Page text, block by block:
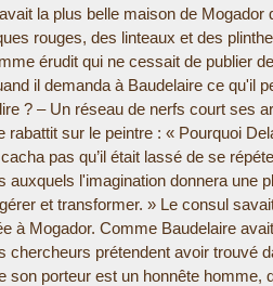
la plus belle maison de
rouges, des linteaux et des
érudit qui ne cessait de publier
il demanda à Baudelaire ce qu'il
? – Un réseau de nerfs court ses
rabattit sur le peintre : « Pourquoi
pas qu’il était lassé de se
auxquels l'imagination donnera une
et transformer. » Le consul
à Mogador. Comme Baudelaire
chercheurs prétendent avoir trouvé
son porteur est un honnête